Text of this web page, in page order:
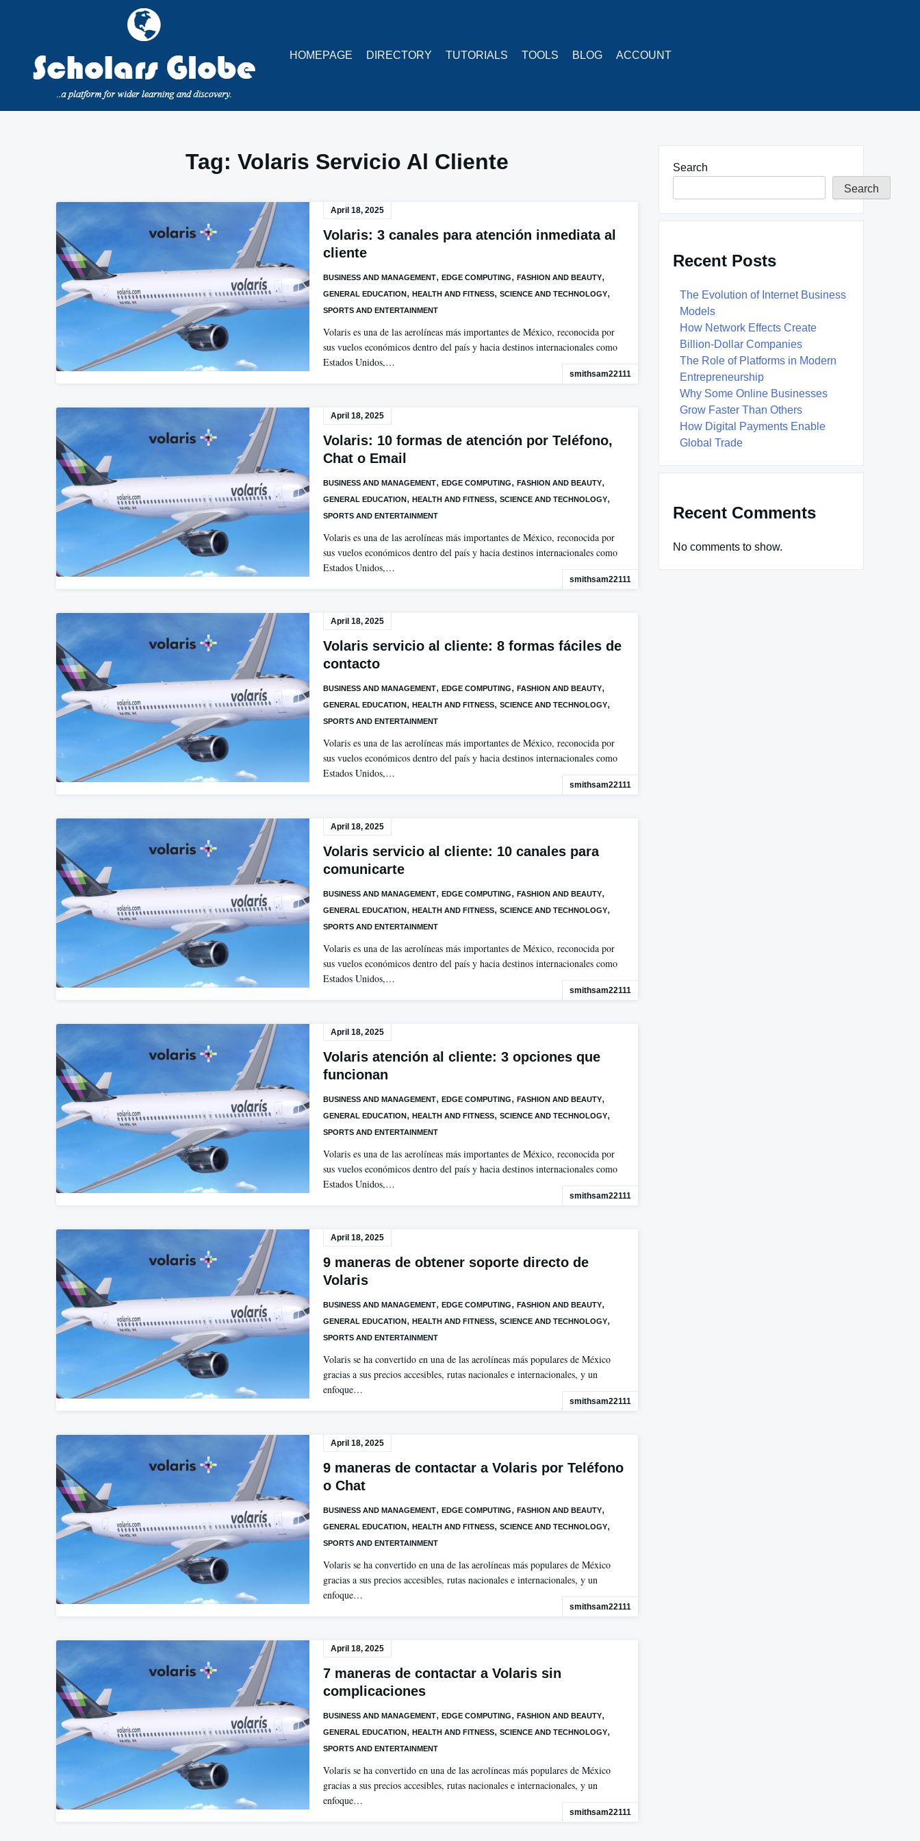
HOMEPAGE
DIRECTORY TUTORIALS TOOLS BLOG ACCOUNT
Tag: Volaris Servicio Al Cliente
April 18, 2025
Volaris: 3 canales para atención inmediata al
cliente
BUSINESS AND MANAGEMENT, EDGE COMPUTING, FASHION AND BEAUTY,
GENERAL EDUCATION, HEALTH AND FITNESS, SCIENCE AND TECHNOLOGY,
SPORTS AND ENTERTAINMENT
Volaris es una de las aerolíneas más importantes de México, reconocida por
sus vuelos económicos dentro del país y hacia destinos internacionales como
Estados Unidos,…
smithsam22111
April 18, 2025
Volaris: 10 formas de atención por Teléfono,
Chat o Email
BUSINESS AND MANAGEMENT, EDGE COMPUTING, FASHION AND BEAUTY,
GENERAL EDUCATION, HEALTH AND FITNESS, SCIENCE AND TECHNOLOGY,
SPORTS AND ENTERTAINMENT
Volaris es una de las aerolíneas más importantes de México, reconocida por
sus vuelos económicos dentro del país y hacia destinos internacionales como
Estados Unidos,…
smithsam22111
April 18, 2025
Volaris servicio al cliente: 8 formas fáciles de
contacto
BUSINESS AND MANAGEMENT, EDGE COMPUTING, FASHION AND BEAUTY,
GENERAL EDUCATION, HEALTH AND FITNESS, SCIENCE AND TECHNOLOGY,
SPORTS AND ENTERTAINMENT
Volaris es una de las aerolíneas más importantes de México, reconocida por
sus vuelos económicos dentro del país y hacia destinos internacionales como
Estados Unidos,…
smithsam22111
April 18, 2025
Volaris servicio al cliente: 10 canales para
comunicarte
BUSINESS AND MANAGEMENT, EDGE COMPUTING, FASHION AND BEAUTY,
GENERAL EDUCATION, HEALTH AND FITNESS, SCIENCE AND TECHNOLOGY,
SPORTS AND ENTERTAINMENT
Volaris es una de las aerolíneas más importantes de México, reconocida por
sus vuelos económicos dentro del país y hacia destinos internacionales como
Estados Unidos,…
smithsam22111
April 18, 2025
Volaris atención al cliente: 3 opciones que
funcionan
BUSINESS AND MANAGEMENT, EDGE COMPUTING, FASHION AND BEAUTY,
GENERAL EDUCATION, HEALTH AND FITNESS, SCIENCE AND TECHNOLOGY,
SPORTS AND ENTERTAINMENT
Volaris es una de las aerolíneas más importantes de México, reconocida por
sus vuelos económicos dentro del país y hacia destinos internacionales como
Estados Unidos,…
smithsam22111
April 18, 2025
9 maneras de obtener soporte directo de
Volaris
BUSINESS AND MANAGEMENT, EDGE COMPUTING, FASHION AND BEAUTY,
GENERAL EDUCATION, HEALTH AND FITNESS, SCIENCE AND TECHNOLOGY,
SPORTS AND ENTERTAINMENT
Volaris se ha convertido en una de las aerolíneas más populares de México
gracias a sus precios accesibles, rutas nacionales e internacionales, y un
enfoque…
smithsam22111
April 18, 2025
9 maneras de contactar a Volaris por Teléfono
o Chat
BUSINESS AND MANAGEMENT, EDGE COMPUTING, FASHION AND BEAUTY,
GENERAL EDUCATION, HEALTH AND FITNESS, SCIENCE AND TECHNOLOGY,
SPORTS AND ENTERTAINMENT
Volaris se ha convertido en una de las aerolíneas más populares de México
gracias a sus precios accesibles, rutas nacionales e internacionales, y un
enfoque…
smithsam22111
April 18, 2025
7 maneras de contactar a Volaris sin
complicaciones
BUSINESS AND MANAGEMENT, EDGE COMPUTING, FASHION AND BEAUTY,
GENERAL EDUCATION, HEALTH AND FITNESS, SCIENCE AND TECHNOLOGY,
SPORTS AND ENTERTAINMENT
Volaris se ha convertido en una de las aerolíneas más populares de México
gracias a sus precios accesibles, rutas nacionales e internacionales, y un
enfoque…
smithsam22111
Search
Search
Recent Posts
The Evolution of Internet Business
Models
How Network Effects Create
Billion-Dollar Companies
The Role of Platforms in Modern
Entrepreneurship
Why Some Online Businesses
Grow Faster Than Others
How Digital Payments Enable
Global Trade
Recent Comments
No comments to show.